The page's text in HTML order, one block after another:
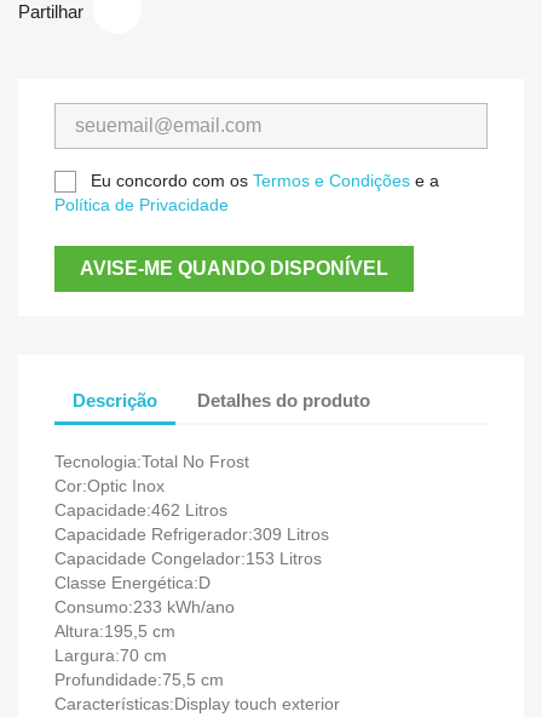
Partilhar
Eu concordo com os Termos e Condições e a
Política de Privacidade
AVISE-ME QUANDO DISPONÍVEL
Descrição Detalhes do produto
Tecnologia:Total No Frost
Cor:Optic Inox
Capacidade:462 Litros
Capacidade Refrigerador:309 Litros
Capacidade Congelador:153 Litros
Classe Energética:D
Consumo:233 kWh/ano
Altura:195,5 cm
Largura:70 cm
Profundidade:75,5 cm
Características:Display touch exterior